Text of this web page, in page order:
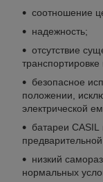
соотношение
надежность;
отсутствие
безопасное
положении,
электрической
батареи CASIL
низкий
нормальных